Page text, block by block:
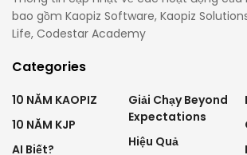
bao gồm Kaopiz Software, Kaopiz
Life, Codestar Academy
Categories
10 NĂM KAOPIZ
10 NĂM KJP
AI Biết?
Giải Chạy Beyond
Expectations
Hiệu Quả